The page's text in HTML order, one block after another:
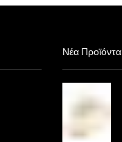
Νέα Προϊόντα